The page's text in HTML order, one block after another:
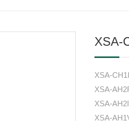
XSA-
XSA-
XSA-
XSA-
XSA-